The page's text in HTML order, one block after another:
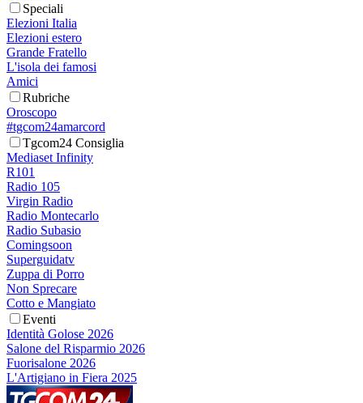
Speciali
Elezioni Italia
Elezioni estero
Grande Fratello
L'isola dei famosi
Amici
Rubriche
Oroscopo
#tgcom24amarcord
Tgcom24 Consiglia
Mediaset Infinity
R101
Radio 105
Virgin Radio
Radio Montecarlo
Radio Subasio
Comingsoon
Superguidatv
Zuppa di Porro
Non Sprecare
Cotto e Mangiato
Eventi
Identità Golose 2026
Salone del Risparmio 2026
Fuorisalone 2026
L'Artigiano in Fiera 2025